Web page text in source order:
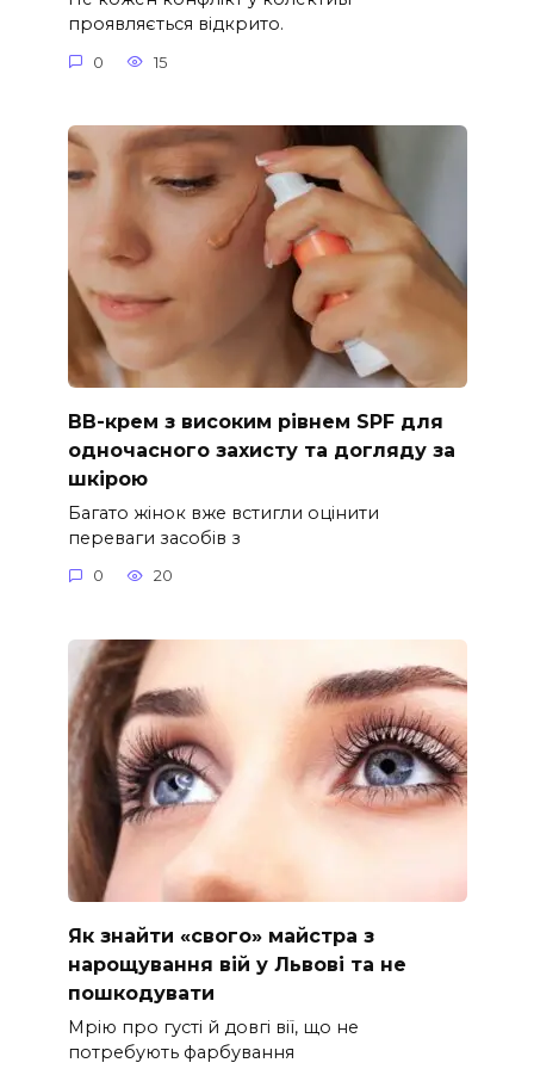
проявляється відкрито.
0 15
ВВ-крем з високим рівнем SPF для
одночасного захисту та догляду за
шкірою
Багато жінок вже встигли оцінити
переваги засобів з
0 20
Як знайти «свого» майстра з
нарощування вій у Львові та не
пошкодувати
Мрію про густі й довгі вії, що не
потребують фарбування